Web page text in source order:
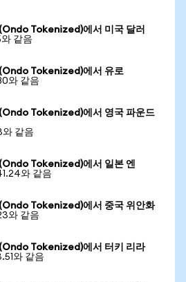
Tokenized)에서 미국 달러
같음
Tokenized)에서 유로
와 같음
Tokenized)에서 영국 파운드
와 같음
Tokenized)에서 일본 엔
와 같음
Tokenized)에서 중국 위안화
와 같음
Tokenized)에서 터키 리라
와 같음